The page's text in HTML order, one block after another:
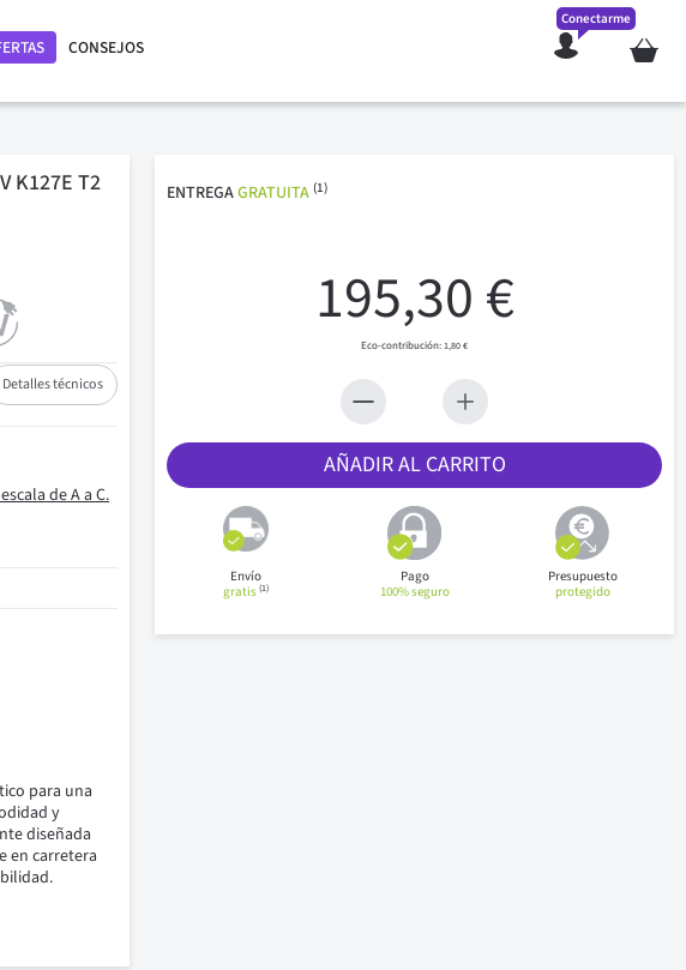
CONSEJOS Mi cesta
Conectarme
K127E T2
Detalles técnicos
para una
y
diseñada
en carretera
ENTREGAGRATUITA (1)
195,30 €
1,80 €
AÑADIR AL CARRITO
Envío
gratis(1)
Pago
100% seguro
Presupuesto
protegido